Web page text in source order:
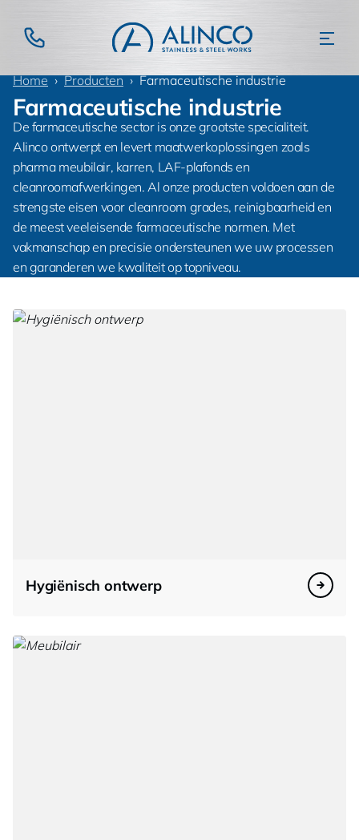
Home Producten Farmaceutische industrie
Farmaceutische industrie
De farmaceutische sector is onze grootste specialiteit.
Alinco ontwerpt en levert maatwerkoplossingen zoals
pharma meubilair, karren, LAF-plafonds en
cleanroomafwerkingen. Al onze producten voldoen aan de
strengste eisen voor cleanroom grades, reinigbaarheid en
de meest veeleisende farmaceutische normen. Met
vakmanschap en precisie ondersteunen we uw processen
en garanderen we kwaliteit op topniveau.
Hygiënisch ontwerp